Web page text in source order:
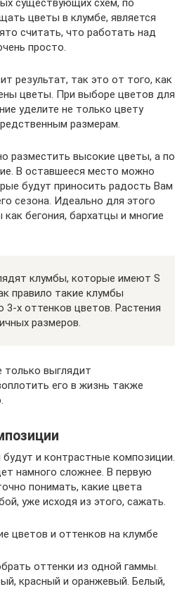
существующих схем, по
цветы в клумбе, является
считать, что работать над
просто.
результат, так это от того, как
цветы. При выборе цветов для
уделите не только цвету
размерам.
разместить высокие цветы, а по
В оставшееся место можно
будут приносить радость Вам
сезона. Идеально для этого
бегония, бархатцы и многие
клумбы, которые имеют S
правило такие клумбы
х оттенков цветов. Растения
размеров.
выглядит
его в жизнь также
и контрастные композиции.
намного сложнее. В первую
понимать, какие цвета
уже исходя из этого, сажать.
цветов и оттенков на клумбе
оттенки из одной гаммы.
красный и оранжевый. Белый,